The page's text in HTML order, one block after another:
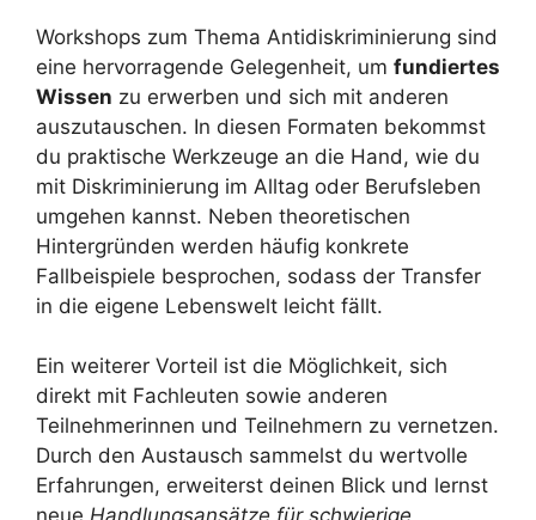
Workshops zum Thema Antidiskriminierung sind
eine hervorragende Gelegenheit, um fundiertes
Wissen zu erwerben und sich mit anderen
auszutauschen. In diesen Formaten bekommst
du praktische Werkzeuge an die Hand, wie du
mit Diskriminierung im Alltag oder Berufsleben
umgehen kannst. Neben theoretischen
Hintergründen werden häufig konkrete
Fallbeispiele besprochen, sodass der Transfer
in die eigene Lebenswelt leicht fällt.
Ein weiterer Vorteil ist die Möglichkeit, sich
direkt mit Fachleuten sowie anderen
Teilnehmerinnen und Teilnehmern zu vernetzen.
Durch den Austausch sammelst du wertvolle
Erfahrungen, erweiterst deinen Blick und lernst